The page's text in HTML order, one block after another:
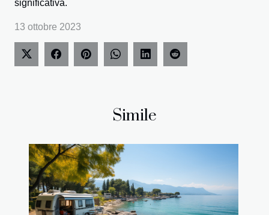
significativa.
13 ottobre 2023
Simile